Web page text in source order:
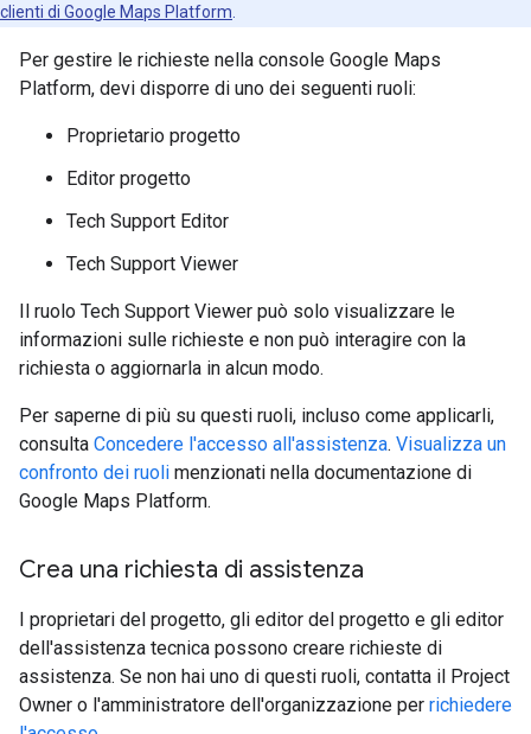
clienti di Google Maps Platform
Per gestire le richieste nella console Google Maps
Platform, devi disporre di uno dei seguenti ruoli:
Proprietario progetto
Editor progetto
Tech Support Editor
Tech Support Viewer
Il ruolo Tech Support Viewer può solo visualizzare le
informazioni sulle richieste e non può interagire con la
richiesta o aggiornarla in alcun modo.
Per saperne di più su questi ruoli, incluso come applicarli,
consulta Concedere l'accesso all'assistenza. Visualizza un
confronto dei ruoli menzionati nella documentazione di
Google Maps Platform.
Crea una richiesta di assistenza
I proprietari del progetto, gli editor del progetto e gli editor
dell'assistenza tecnica possono creare richieste di
assistenza. Se non hai uno di questi ruoli, contatta il Project
Owner o l'amministratore dell'organizzazione per richiedere